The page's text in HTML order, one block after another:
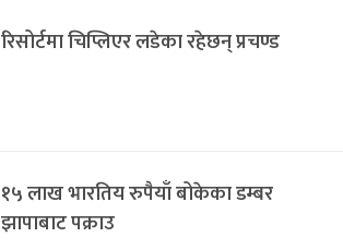
रिसोर्टमा चिप्लिएर लडेका रहेछन् प्रचण्ड
१५ लाख भारतिय रुपैयाँ बोकेका डम्बर
झापाबाट पक्राउ